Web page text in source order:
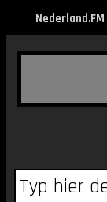
Nederland.FM